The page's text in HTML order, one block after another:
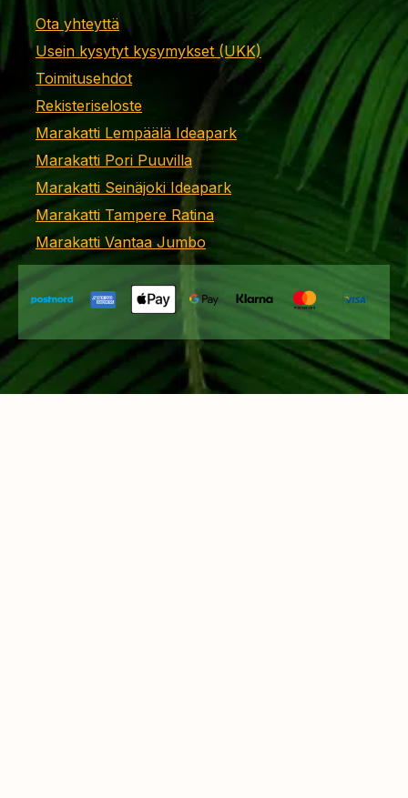
Ota yhteyttä
Usein kysytyt kysymykset (UKK)
Toimitusehdot
Rekisteriseloste
Marakatti Lempäälä Ideapark
Marakatti Pori Puuvilla
Marakatti Seinäjoki Ideapark
Marakatti Tampere Ratina
Marakatti Vantaa Jumbo